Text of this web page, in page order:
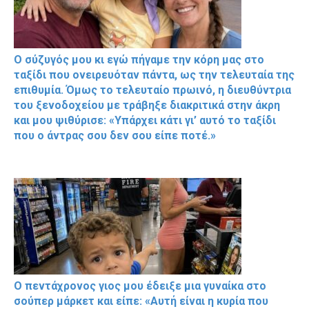
Ο σύζυγός μου κι εγώ πήγαμε την κόρη μας στο
ταξίδι που ονειρευόταν πάντα, ως την τελευταία της
επιθυμία. Όμως το τελευταίο πρωινό, η διευθύντρια
του ξενοδοχείου με τράβηξε διακριτικά στην άκρη
και μου ψιθύρισε: «Υπάρχει κάτι γι’ αυτό το ταξίδι
που ο άντρας σου δεν σου είπε ποτέ.»
Ο πεντάχρονος γιος μου έδειξε μια γυναίκα στο
σούπερ μάρκετ και είπε: «Αυτή είναι η κυρία που